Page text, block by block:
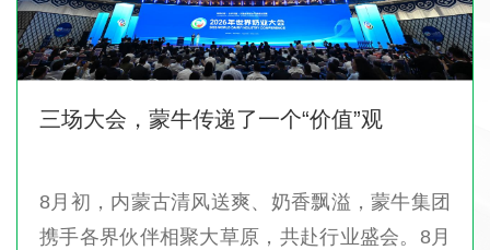
三场大会，蒙牛传递了一个“价值”观
8月初，内蒙古清风送爽、奶香飘溢，蒙牛集团
携手各界伙伴相聚大草原，共赴行业盛会。8月